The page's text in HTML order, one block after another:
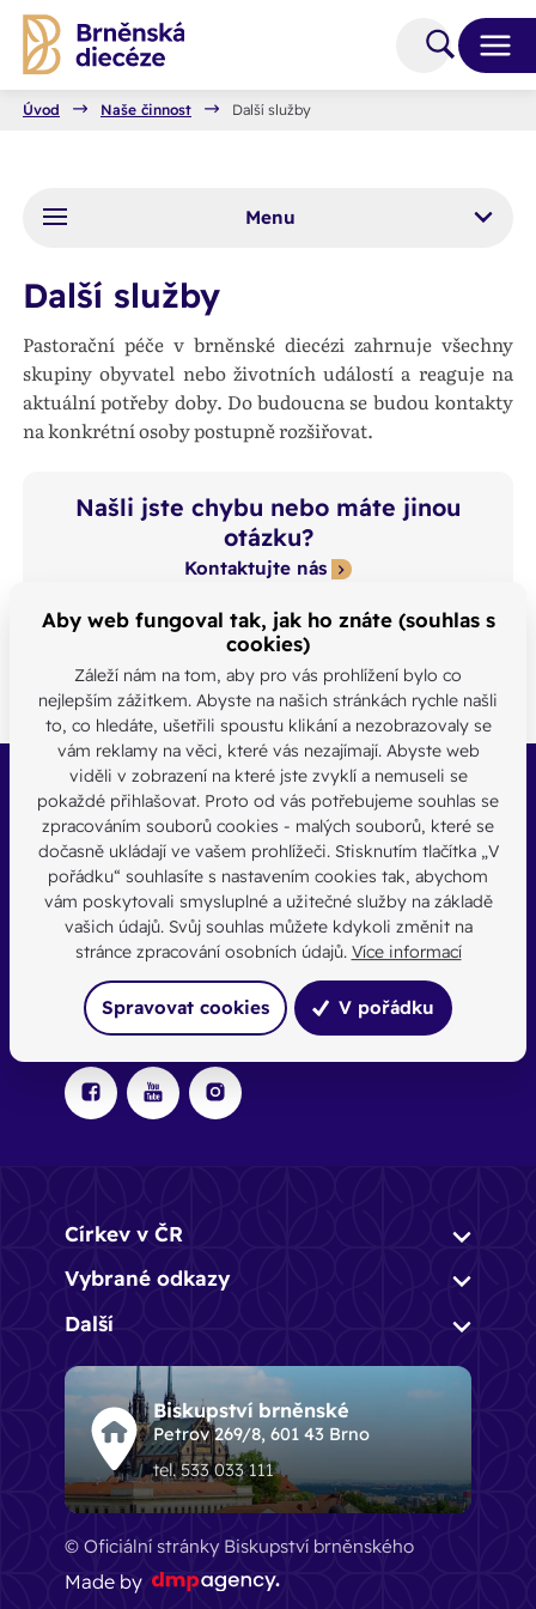
Úvod Naše činnost Další služby
Menu
Další služby
Pastorační péče v brněnské diecézi zahrnuje všechny
skupiny obyvatel nebo životních událostí a reaguje na
aktuální potřeby doby. Do budoucna se budou kontakty
na konkrétní osoby postupně rozšiřovat.
Našli jste chybu nebo máte jinou
otázku?
Kontaktujte nás
SDÍLEJTE:
Buďte s námi v kontaktu
Jsme k dispozici pokud potřebujete pomoci
Pro média
brno@biskupstvi.cz
+420 533 033 111
po-pá: 9-16 hod
Církev v ČR
Vybrané odkazy
Další
Biskupství brněnské
Petrov 269/8, 601 43 Brno
tel. 533 033 111
© Oficiální stránky Biskupství brněnského
Made by
Aby web fungoval tak, jak ho znáte (souhlas s
cookies)
Záleží nám na tom, aby pro vás prohlížení bylo co
nejlepším zážitkem. Abyste na našich stránkách rychle našli
to, co hledáte, ušetřili spoustu klikání a nezobrazovaly se
vám reklamy na věci, které vás nezajímají. Abyste web
viděli v zobrazení na které jste zvyklí a nemuseli se
pokaždé přihlašovat. Proto od vás potřebujeme souhlas se
zpracováním souborů cookies - malých souborů, které se
dočasně ukládají ve vašem prohlížeči. Stisknutím tlačítka „V
pořádku“ souhlasíte s nastavením cookies tak, abychom
vám poskytovali smysluplné a užitečné služby na základě
vašich údajů. Svůj souhlas můžete kdykoli změnit na
stránce zpracování osobních údajů. Více informací
Spravovat cookies V pořádku